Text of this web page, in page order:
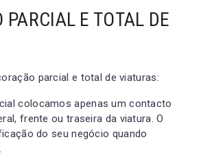
PARCIAL E TOTAL DE
parcial e total de viaturas:
colocamos apenas um contacto
frente ou traseira da viatura. O
do seu negócio quando